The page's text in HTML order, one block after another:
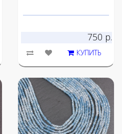
750 р.
КУПИТЬ